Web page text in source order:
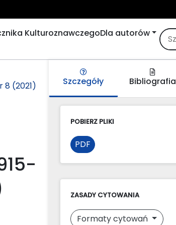
KulturoznawczegoDla autorów
8 (2021) Szczegóły Bibliografia
POBIERZ PLIKI
PDF
ZASADY CYTOWANIA
Formaty cytowań